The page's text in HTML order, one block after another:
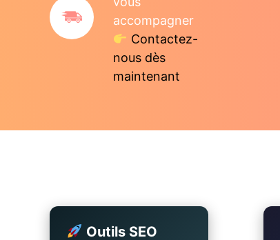
accompagner
Contactez-
nous dès
maintenant
Outils SEO